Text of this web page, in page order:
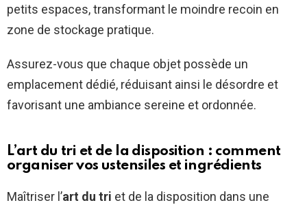
petits espaces, transformant le moindre recoin en
zone de stockage pratique.
Assurez-vous que chaque objet possède un
emplacement dédié, réduisant ainsi le désordre et
favorisant une ambiance sereine et ordonnée.
L’art du tri et de la disposition : comment
organiser vos ustensiles et ingrédients
Maîtriser l’art du tri et de la disposition dans une